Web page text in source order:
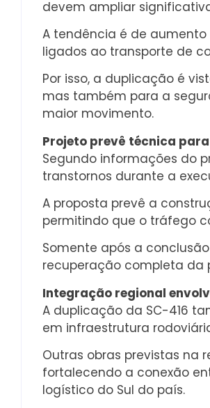
devem ampliar
A tendência é de
ligados ao transporte de
Por isso, a duplicação é
mas também para a
maior movimento.
Projeto prevê técnica
Segundo informações do
transtornos durante a
A proposta prevê a
permitindo que o tráfego
Somente após a
recuperação completa da
Integração regional
A duplicação da SC-416
em infraestrutura
Outras obras previstas na
fortalecendo a conexão
logístico do Sul do país.